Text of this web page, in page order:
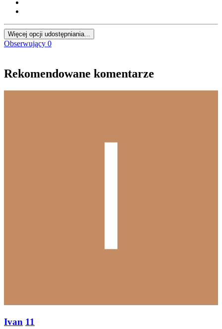
Więcej opcji udostępniania...
Obserwujący 0
Rekomendowane komentarze
Ivan 11